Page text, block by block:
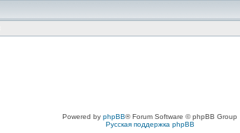
Powered by phpBB® Forum Software © phpBB Group
Русская поддержка phpBB